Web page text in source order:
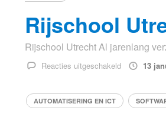
Rijschool
Rijschool Utrecht Al jarenlang
Reacties uitgeschakeldvoor
13
AUTOMATISERING EN ICT